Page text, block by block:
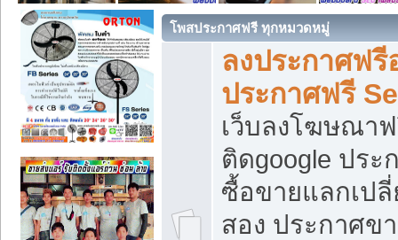
โพสประกาศฟรี ทุกหมวดหมู่
ลงประกาศฟ
ประกาศฟรี
เว็บลงโฆษณา
ติดgoogle ปร
ซื้อขายแลกเป
สอง ประกาศข